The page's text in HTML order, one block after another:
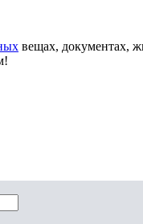
вещах, документах,